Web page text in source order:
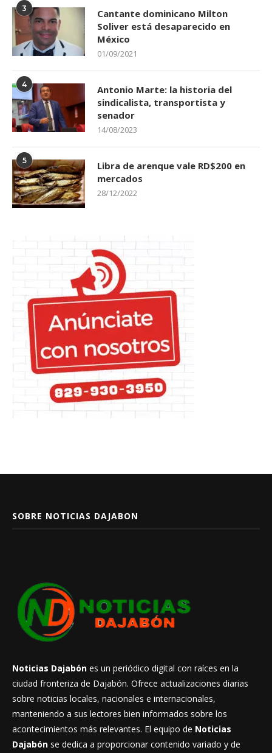
3
Cantante dominicano Milton
Soliver está desaparecido en
México
01/09/2021
4
Antonio Marte: la historia del
sindicalista, transportista y
senador
14/08/2023
5
Libra de arenque vale RD$200 en
mercados
28/12/2022
SOBRE NOTICIAS DAJABON
Noticias Dajabón es un periódico digital con raíces en la
ciudad fronteriza de Dajabón. Ofrece actualizaciones diarias
sobre noticias locales, nacionales e internacionales,
manteniendo a sus lectores bien informados sobre los
acontecimientos más relevantes. El equipo de Noticias
Dajabón se dedica a proporcionar contenido variado y de